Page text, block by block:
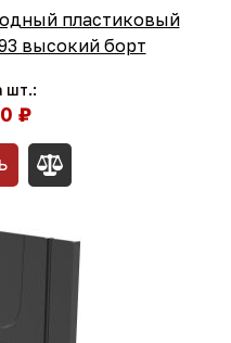
пластиковый
высокий борт
шт.:
₽